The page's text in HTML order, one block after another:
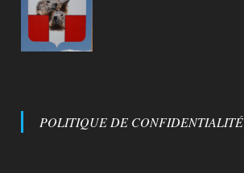
POLITIQUE DE CONFIDENTIALITÉ